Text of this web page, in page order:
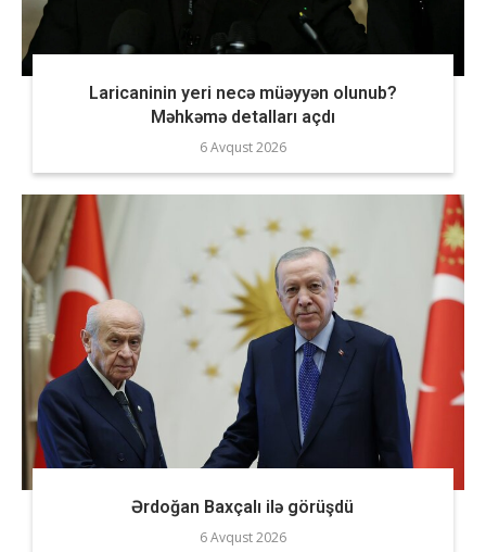
Laricaninin yeri necə müəyyən olunub?
Məhkəmə detalları açdı
6 Avqust 2026
Ərdoğan Baxçalı ilə görüşdü
6 Avqust 2026